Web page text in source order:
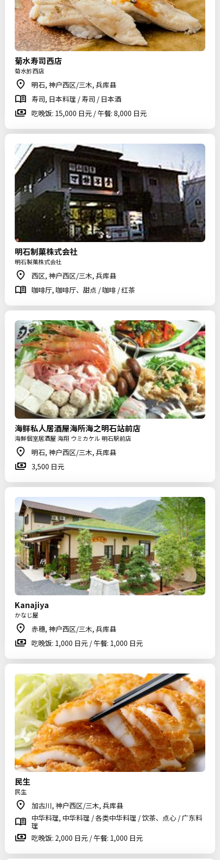
菊水寿司西店
菊水鮓西店
明石, 神户西区/三木, 兵库县
寿司, 日本料理 / 寿司 / 日本酒
吃晚饭: 15,000 日元 / 午餐: 8,000 日元
明石制菓株式会社
明石製菓株式会社
西区, 神户西区/三木, 兵库县
咖啡厅, 咖啡厅、甜点 / 咖啡 / 红茶
海鲜私人居酒屋海所海之明石站前店
海鮮個室居酒屋 海翔 ウミカケル 明石駅前店
明石, 神户西区/三木, 兵库县
3,500 日元
Kanajiya
かなじ屋
赤穗, 神户西区/三木, 兵库县
吃晚饭: 1,000 日元 / 午餐: 1,000 日元
民生
民生
加古川, 神户西区/三木, 兵库县
中华料理, 中华料理 / 各类中华料理 / 饮茶、点心 / 广东料
理
吃晚饭: 2,000 日元 / 午餐: 1,000 日元